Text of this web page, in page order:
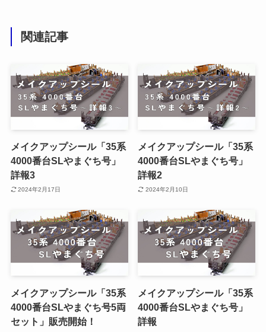
関連記事
メイクアップシール「35系
4000番台SLやまぐち号」
詳報3
2024年2月17日
メイクアップシール「35系
4000番台SLやまぐち号」
詳報2
2024年2月10日
メイクアップシール「35系
4000番台SLやまぐち号5両
セット」販売開始！
メイクアップシール「35系
4000番台SLやまぐち号」
詳報